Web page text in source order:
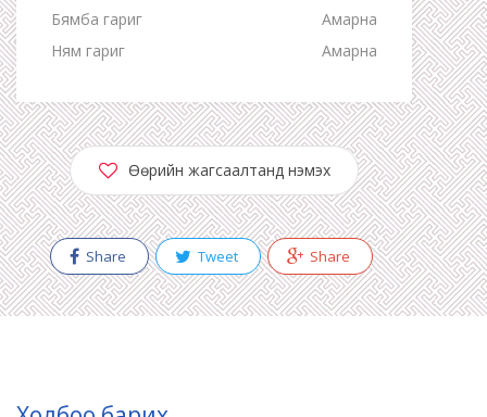
Бямба гариг
Амарна
Ням гариг
Амарна
Өөрийн жагсаалтанд нэмэх
Share Tweet Share